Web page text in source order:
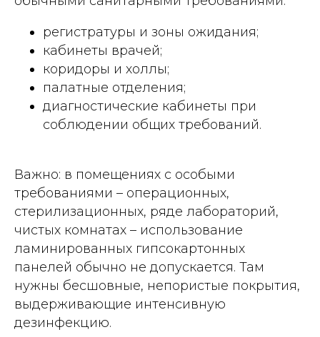
регистратуры и зоны ожидания;
кабинеты врачей;
коридоры и холлы;
палатные отделения;
диагностические кабинеты при
соблюдении общих требований.
Важно: в помещениях с особыми
требованиями – операционных,
стерилизационных, ряде лабораторий,
чистых комнатах – использование
ламинированных гипсокартонных
панелей обычно не допускается. Там
нужны бесшовные, непористые покрытия,
выдерживающие интенсивную
дезинфекцию.